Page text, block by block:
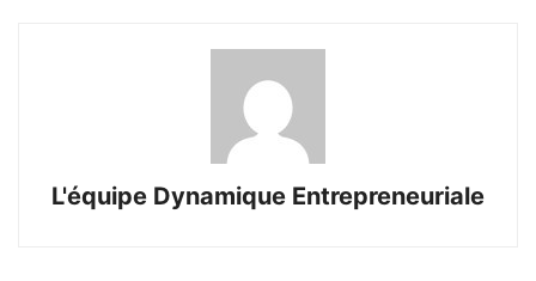
L'équipe Dynamique Entrepreneuriale